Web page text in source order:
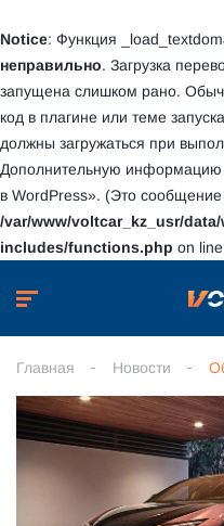
Notice: Функция
неправильно. Загрузка
запущена слишком рано.
код в плагине или теме
должны загружаться при
Дополнительную информацию
в WordPress». (Это
/var/www/voltcar_kz_usr/
includes/functions.php on line
Главная Новости